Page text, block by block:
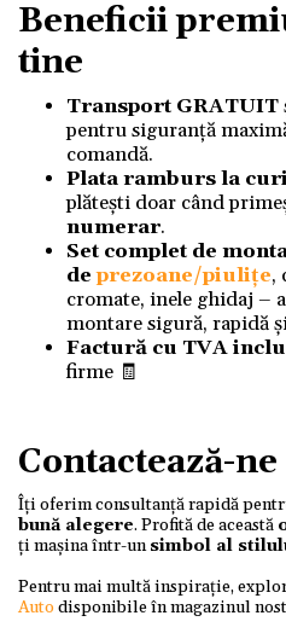
Beneficii
tine
Transport GRATUIT
pentru siguranță
comandă.
Plata ramburs la
plătești doar când
numerar.
Set complet de
deprezoane/piulițe,
cromate, inele ghidaj –
montare sigură, rapidă
Factură cu TVA
firme 🧾
Contactează-
Îți oferim consultanță rapidă
bună alegere. Profită de această
ți mașina într-unsimbol al
Pentru mai multă inspirație,
Autodisponibile în magazinul